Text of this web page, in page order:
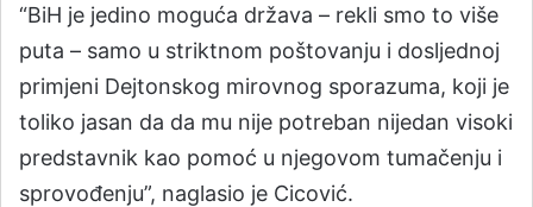
“BiH je jedino moguća država – rekli smo to više
puta – samo u striktnom poštovanju i dosljednoj
primjeni Dejtonskog mirovnog sporazuma, koji je
toliko jasan da da mu nije potreban nijedan visoki
predstavnik kao pomoć u njegovom tumačenju i
sprovođenju”, naglasio je Cicović.